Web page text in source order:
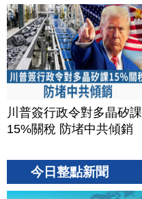
川普簽行政令對多晶矽課
15%關稅 防堵中共傾銷
今日整點新聞